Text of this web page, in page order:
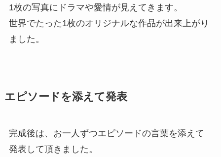
1枚の写真にドラマや愛情が見えてきます。
世界でたった1枚のオリジナルな作品が出来上がり
ました。
エピソードを添えて発表
完成後は、お一人ずつエピソードの言葉を添えて
発表して頂きました。